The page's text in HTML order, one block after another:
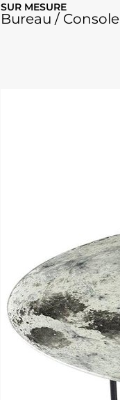
SUR MESURE
Bureau / Console